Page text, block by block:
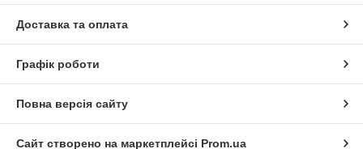
Доставка та оплата
Графік роботи
Повна версія сайту
Сайт створено на маркетплейсі Prom.ua